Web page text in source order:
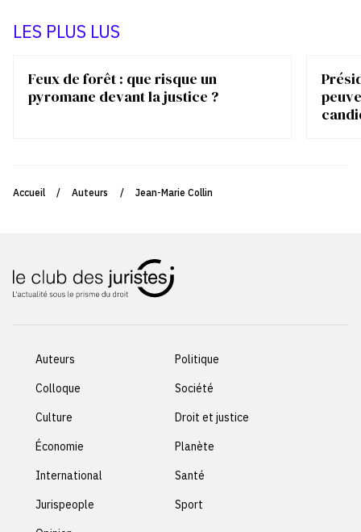
LES PLUS LUS
Feux de forêt : que risque un
pyromane devant la justice ?
Accueil / Auteurs / Jean-Marie Collin
Auteurs
Colloque
Culture
Économie
International
Jurispeople
Politique
Société
Droit et justice
Planète
Santé
Sport